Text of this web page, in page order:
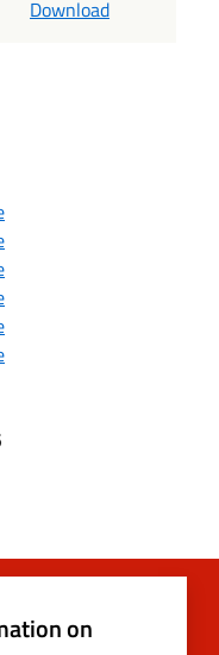
Download
on